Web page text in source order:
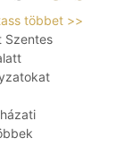
többet >>
Szentes